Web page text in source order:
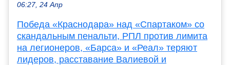
06:27, 24 Апр
Победа «Краснодара» над «Спартаком» со
скандальным пенальти, РПЛ против лимита
на легионеров, «Барса» и «Реал» теряют
лидеров, расставание Валиевой и